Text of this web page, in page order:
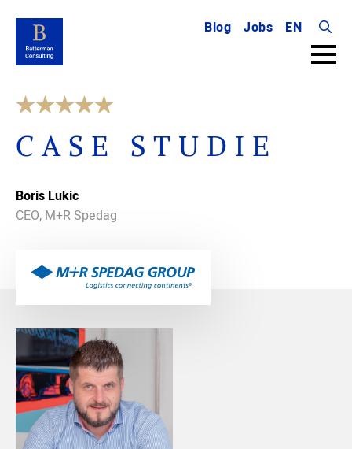
Blog Jobs
EN
Search
for:
CASE STUDIE
Boris Lukic
CEO, M+R Spedag